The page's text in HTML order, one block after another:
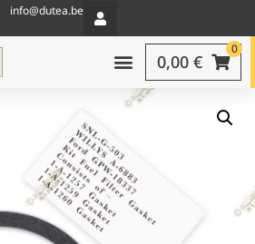
info@dutea.be
0
0,00 €